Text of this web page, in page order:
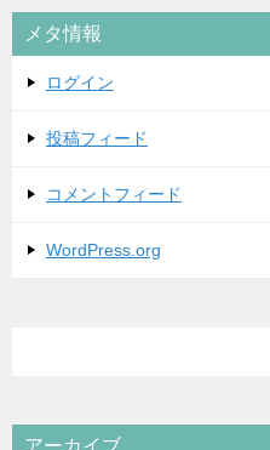
リ
ー
メタ情報
ログイン
投稿フィード
コメントフィード
WordPress.org
アーカイブ